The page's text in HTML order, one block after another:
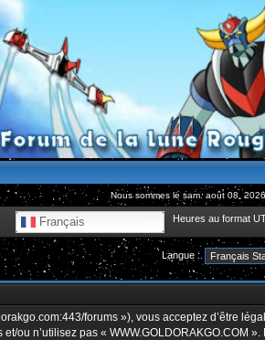
Nous sommes le sam. août 08,
Heures au format
Français
Recherche avancée
Langue :
forums »), vous acceptez d’être
ou n’utilisez pas « WWW.GOLDORAKGO.COM ».